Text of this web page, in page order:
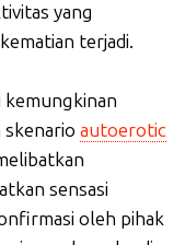
yang
terjadi.
kemungkinan
skenario autoerotic
sensasi
oleh pihak